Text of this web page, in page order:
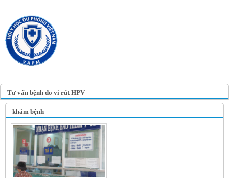
Tư vấn bệnh do vi rút HPV
khám bệnh